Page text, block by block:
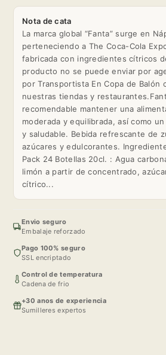
Nota de cata
La marca global “Fanta” surge en
perteneciendo a The Coca-Cola
fabricada con ingredientes cítricos
producto no se puede enviar por
por Transportista En Copa de Balón
nuestras tiendas y
recomendable mantener una
moderada y equilibrada, así como
y saludable. Bebida refrescante de
azúcares y edulcorantes.
Pack 24 Botellas 20cl. : Agua
limón a partir de concentrado,
cítrico...
Envio seguro
Embalaje reforzado
Pago 100% seguro
SSL encriptado
Control de temperatura
Cadena de frio
+30 anos de experiencia
Sumilleres expertos